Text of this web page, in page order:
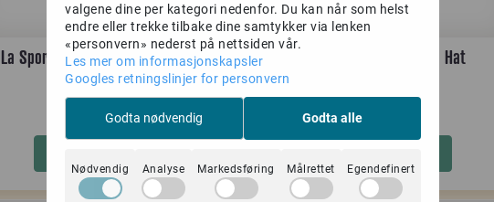
La Sportiva Pure T-Shirt M's night
sky/chalk
594,-
Black Diamond Distance Hat
549,-
valgene dine per kategori nedenfor. Du kan når som helst
endre eller trekke tilbake dine samtykker via lenken
«personvern» nederst på nettsiden vår.
Les mer om informasjonskapsler
Googles retningslinjer for personvern
Godta nødvendig Godta alle
Nødvendig Analyse Markedsføring Målrettet Egendefinert